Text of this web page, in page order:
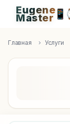
Apple
Eugene
Master📱
Главная Услуги